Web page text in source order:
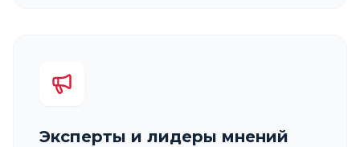
Эксперты и лидеры мнений